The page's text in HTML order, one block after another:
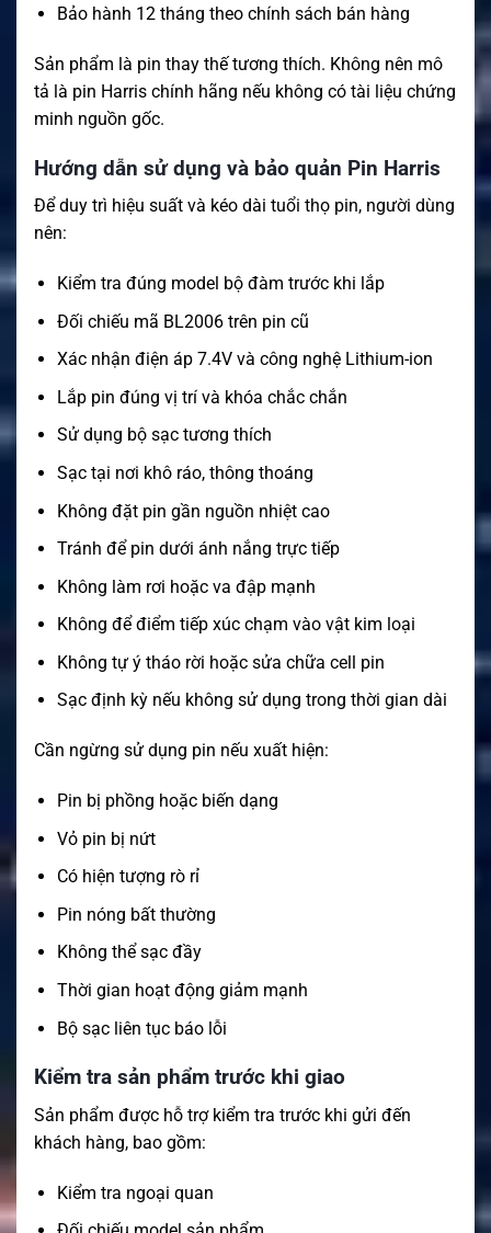
Bảo hành 12 tháng theo chính sách bán hàng
Sản phẩm là pin thay thế tương thích. Không nên mô
tả là pin Harris chính hãng nếu không có tài liệu chứng
minh nguồn gốc.
Hướng dẫn sử dụng và bảo quản Pin Harris
Để duy trì hiệu suất và kéo dài tuổi thọ pin, người dùng
nên:
Kiểm tra đúng model bộ đàm trước khi lắp
Đối chiếu mã BL2006 trên pin cũ
Xác nhận điện áp 7.4V và công nghệ Lithium-ion
Lắp pin đúng vị trí và khóa chắc chắn
Sử dụng bộ sạc tương thích
Sạc tại nơi khô ráo, thông thoáng
Không đặt pin gần nguồn nhiệt cao
Tránh để pin dưới ánh nắng trực tiếp
Không làm rơi hoặc va đập mạnh
Không để điểm tiếp xúc chạm vào vật kim loại
Không tự ý tháo rời hoặc sửa chữa cell pin
Sạc định kỳ nếu không sử dụng trong thời gian dài
Cần ngừng sử dụng pin nếu xuất hiện:
Pin bị phồng hoặc biến dạng
Vỏ pin bị nứt
Có hiện tượng rò rỉ
Pin nóng bất thường
Không thể sạc đầy
Thời gian hoạt động giảm mạnh
Bộ sạc liên tục báo lỗi
Kiểm tra sản phẩm trước khi giao
Sản phẩm được hỗ trợ kiểm tra trước khi gửi đến
khách hàng, bao gồm:
Kiểm tra ngoại quan